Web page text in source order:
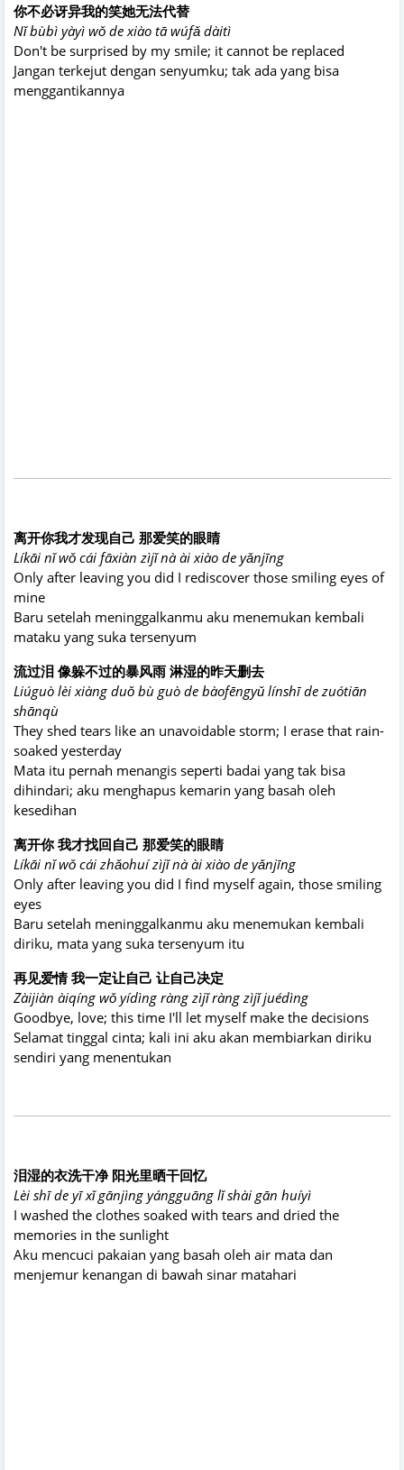
你不必讶异我的笑她无法代替
Nǐ bùbì yàyì wǒ de xiào tā wúfǎ dàitì
Don't be surprised by my smile; it cannot be replaced
Jangan terkejut dengan senyumku; tak ada yang bisa
menggantikannya
离开你我才发现自己 那爱笑的眼睛
Líkāi nǐ wǒ cái fāxiàn zìjǐ nà ài xiào de yǎnjīng
Only after leaving you did I rediscover those smiling eyes of
mine
Baru setelah meninggalkanmu aku menemukan kembali
mataku yang suka tersenyum
流过泪 像躲不过的暴风雨 淋湿的昨天删去
Liúguò lèi xiàng duǒ bù guò de bàofēngyǔ línshī de zuótiān
shānqù
They shed tears like an unavoidable storm; I erase that rain-
soaked yesterday
Mata itu pernah menangis seperti badai yang tak bisa
dihindari; aku menghapus kemarin yang basah oleh
kesedihan
离开你 我才找回自己 那爱笑的眼睛
Líkāi nǐ wǒ cái zhǎohuí zìjǐ nà ài xiào de yǎnjīng
Only after leaving you did I find myself again, those smiling
eyes
Baru setelah meninggalkanmu aku menemukan kembali
diriku, mata yang suka tersenyum itu
再见爱情 我一定让自己 让自己决定
Zàijiàn àiqíng wǒ yídìng ràng zìjǐ ràng zìjǐ juédìng
Goodbye, love; this time I'll let myself make the decisions
Selamat tinggal cinta; kali ini aku akan membiarkan diriku
sendiri yang menentukan
泪湿的衣洗干净 阳光里晒干回忆
Lèi shī de yī xǐ gānjìng yángguāng lǐ shài gān huíyì
I washed the clothes soaked with tears and dried the
memories in the sunlight
Aku mencuci pakaian yang basah oleh air mata dan
menjemur kenangan di bawah sinar matahari